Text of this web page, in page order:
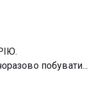
побувати...